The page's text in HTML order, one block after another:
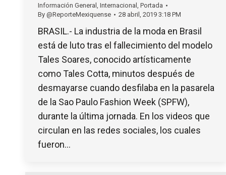
Información General Internacional
Portada
By @ReporteMexiquense 28 abril, 2019 3:18 PM
BRASIL.- La industria de la moda en Brasil
está de luto tras el fallecimiento del modelo
Tales Soares, conocido artísticamente
como Tales Cotta, minutos después de
desmayarse cuando desfilaba en la pasarela
de la Sao Paulo Fashion Week (SPFW),
durante la última jornada. En los videos que
circulan en las redes sociales, los cuales
fueron…